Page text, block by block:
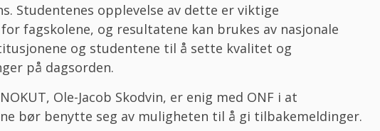
Studentenes opplevelse av dette er viktige
fagskolene, og resultatene kan brukes av nasjonale
og studentene til å sette kvalitet og
på dagsorden.
Ole-Jacob Skodvin, er enig med ONF i at
bør benytte seg av muligheten til å gi tilbakemeldinger.